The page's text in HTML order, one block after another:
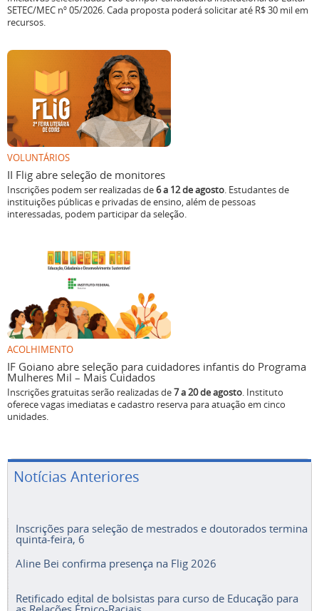
SETEC/MEC nº 05/2026. Cada proposta poderá solicitar até R$ 30 mil em
recursos.
VOLUNTÁRIOS
II Flig abre seleção de monitores
Inscrições podem ser realizadas de6 a 12 de agosto. Estudantes de
instituições públicas e privadas de ensino, além de pessoas
interessadas, podem participar da seleção.
ACOLHIMENTO
IF Goiano abre seleção para cuidadores infantis do Programa
Mulheres Mil – Mais Cuidados
Inscrições gratuitas serão realizadas de7 a 20 de agosto. Instituto
oferece vagas imediatas e cadastro reserva para atuação em cinco
unidades.
Notícias Anteriores
Inscrições para seleção de mestrados e doutorados termina
quinta-feira, 6
Aline Bei confirma presença na Flig 2026
Retificado edital de bolsistas para curso de Educação para